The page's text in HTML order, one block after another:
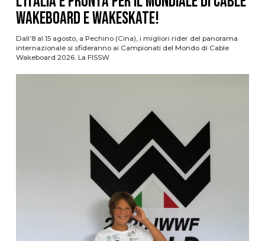
Wakeboard e Wakeskate!
Dall’8 al 15 agosto, a Pechino (Cina), i migliori rider del panorama
internazionale si sfideranno ai Campionati del Mondo di Cable
Wakeboard 2026. La FISSW